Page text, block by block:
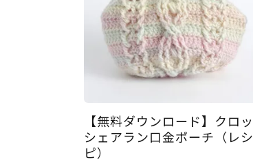
【無料ダウンロード】クロッ
シェアラン口金ポーチ（レシ
ピ）